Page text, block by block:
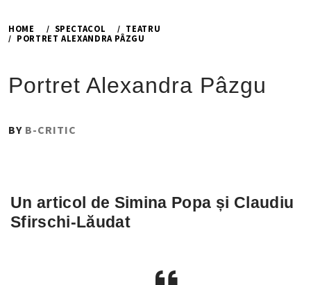
HOME SPECTACOL
TEATRU
PORTRET ALEXANDRA PÂZGU
Portret Alexandra Pâzgu
PUBLISHED
NOIEMBRIE
2020
BY B-CRITIC
Un articol de Simina Popa și Claudiu
Sfirschi-Lăudat